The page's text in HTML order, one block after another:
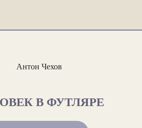
Антон Чехов
В ФУТЛЯРЕ